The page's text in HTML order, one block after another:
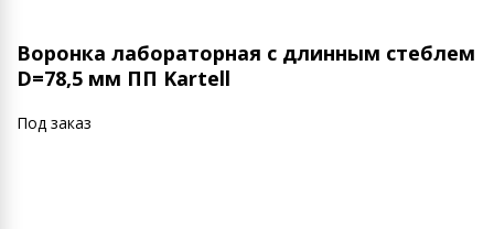
Воронка лабораторная с длинным стеблем
D=78,5 мм ПП Kartell
Под заказ